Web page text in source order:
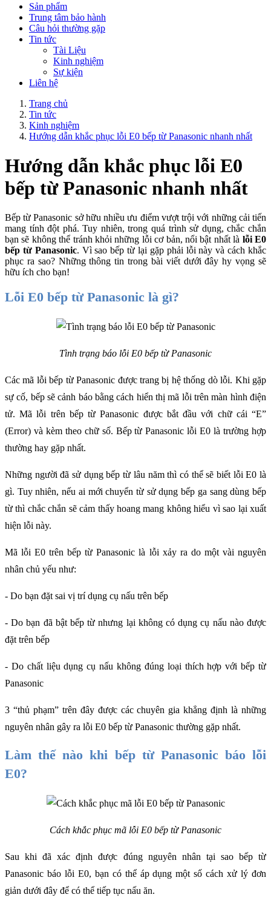
Sản phẩm
Trung tâm bảo hành
Câu hỏi thường gặp
Tin tức
Tài Liệu
Kinh nghiệm
Sự kiện
Liên hệ
Trang chủ
Tin tức
Kinh nghiệm
Hướng dẫn khắc phục lỗi E0 bếp từ Panasonic nhanh nhất
Hướng dẫn khắc phục lỗi E0
bếp từ Panasonic nhanh nhất
Bếp từ Panasonic sở hữu nhiều ưu điểm vượt trội với những cải tiến
mang tính đột phá. Tuy nhiên, trong quá trình sử dụng, chắc chắn
bạn sẽ không thể tránh khỏi những lỗi cơ bản, nổi bật nhất là lỗi E0
bếp từ Panasonic. Vì sao bếp từ lại gặp phải lỗi này và cách khắc
phục ra sao? Những thông tin trong bài viết dưới đây hy vọng sẽ
hữu ích cho bạn!
Lỗi E0 bếp từ Panasonic là gì?
Tình trạng báo lỗi E0 bếp từ Panasonic
Các mã lỗi bếp từ Panasonic được trang bị hệ thống dò lỗi. Khi gặp
sự cố, bếp sẽ cảnh báo bằng cách hiển thị mã lỗi trên màn hình điện
tử. Mã lỗi trên bếp từ Panasonic được bắt đầu với chữ cái “E”
(Error) và kèm theo chữ số. Bếp từ Panasonic lỗi E0 là trường hợp
thường hay gặp nhất.
Những người đã sử dụng bếp từ lâu năm thì có thể sẽ biết lỗi E0 là
gì. Tuy nhiên, nếu ai mới chuyển từ sử dụng bếp ga sang dùng bếp
từ thì chắc chắn sẽ cảm thấy hoang mang không hiểu vì sao lại xuất
hiện lỗi này.
Mã lỗi E0 trên bếp từ Panasonic là lỗi xảy ra do một vài nguyên
nhân chủ yếu như:
- Do bạn đặt sai vị trí dụng cụ nấu trên bếp
- Do bạn đã bật bếp từ nhưng lại không có dụng cụ nấu nào được
đặt trên bếp
- Do chất liệu dụng cụ nấu không đúng loại thích hợp với bếp từ
Panasonic
3 “thủ phạm” trên đây được các chuyên gia khẳng định là những
nguyên nhân gây ra lỗi E0 bếp từ Panasonic thường gặp nhất.
Làm thế nào khi bếp từ Panasonic báo lỗi
E0?
Cách khắc phục mã lỗi E0 bếp từ Panasonic
Sau khi đã xác định được đúng nguyên nhân tại sao bếp từ
Panasonic báo lỗi E0, bạn có thể áp dụng một số cách xử lý đơn
giản dưới đây để có thể tiếp tục nấu ăn.